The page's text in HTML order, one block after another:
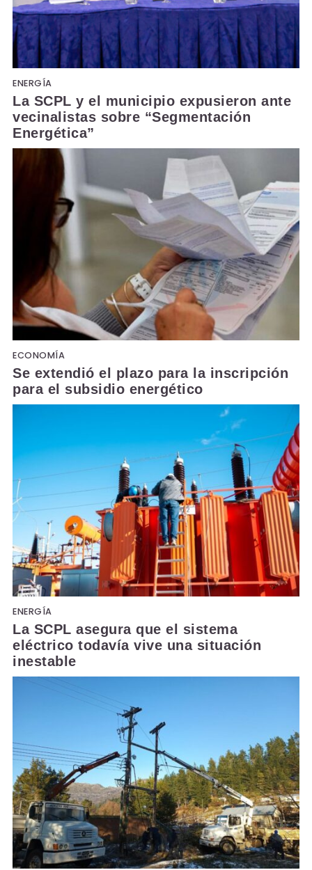
ENERGÍA
La SCPL y el municipio expusieron ante
vecinalistas sobre “Segmentación
Energética”
ECONOMÍA
Se extendió el plazo para la inscripción
para el subsidio energético
ENERGÍA
La SCPL asegura que el sistema
eléctrico todavía vive una situación
inestable